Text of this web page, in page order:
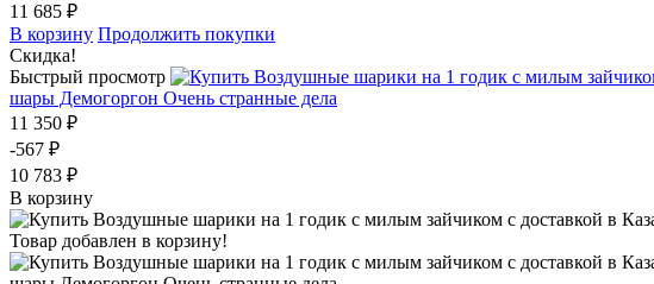
11 685 ₽
В корзину Продолжить покупки
Скидка!
Быстрый просмотр
шары Демогоргон Очень странные дела
11 350 ₽
-567 ₽
10 783 ₽
В корзину
Товар добавлен в корзину!